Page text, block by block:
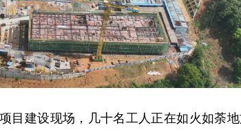
目建设现场，几十名工人正在如火如荼